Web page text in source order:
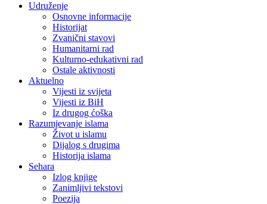
Udruženje
Osnovne informacije
Historijat
Zvanični stavovi
Humanitarni rad
Kulturno-edukativni rad
Ostale aktivnosti
Aktuelno
Vijesti iz svijeta
Vijesti iz BiH
Iz drugog ćoška
Razumjevanje islama
Život u islamu
Dijalog s drugima
Historija islama
Sehara
Izlog knjige
Zanimljivi tekstovi
Poezija